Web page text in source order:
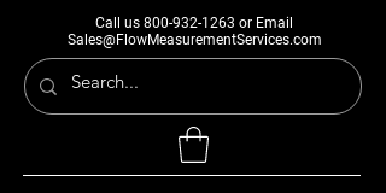
Call us 800-932-1263 or Email
Sales@FlowMeasurementServices.com